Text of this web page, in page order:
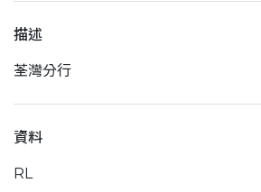
描述
荃灣分行
資料
RL